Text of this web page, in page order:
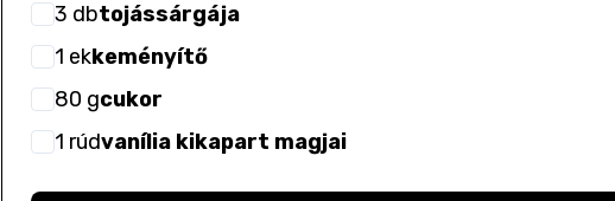
3 dbtojássárgája
1 ekkeményítő
80 gcukor
1 rúdvanília kikapart magjai